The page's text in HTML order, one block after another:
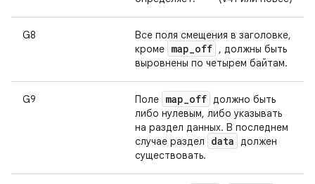
G8
Все поля смещения в заголовке,
кроме map_off , должны быть
выровнены по четырем байтам.
G9 Поле map_off должно быть
либо нулевым, либо указывать
на раздел данных. В последнем
случае раздел
data должен
существовать.